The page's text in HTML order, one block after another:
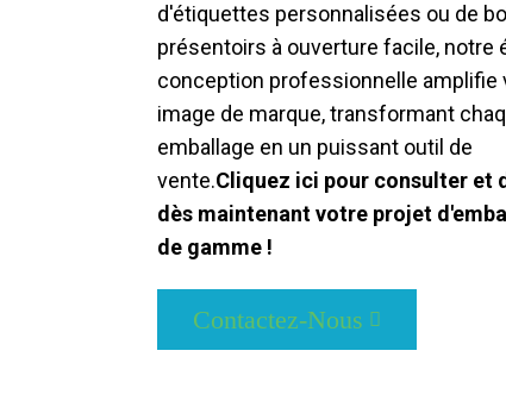
d'étiquettes personnalisées ou de
présentoirs à ouverture facile, notre
conception professionnelle amplifie
image de marque, transformant
emballage en un puissant outil de
vente.Cliquez ici pour consulter et
dès maintenant votre projet
de gamme !
Contactez-Nous